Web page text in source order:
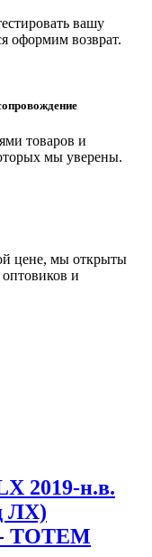
вашу
оформим возврат.
товаров и
мы уверены.
цене, мы открыты
и
2019-н.в.
ЛХ)
TOTEM